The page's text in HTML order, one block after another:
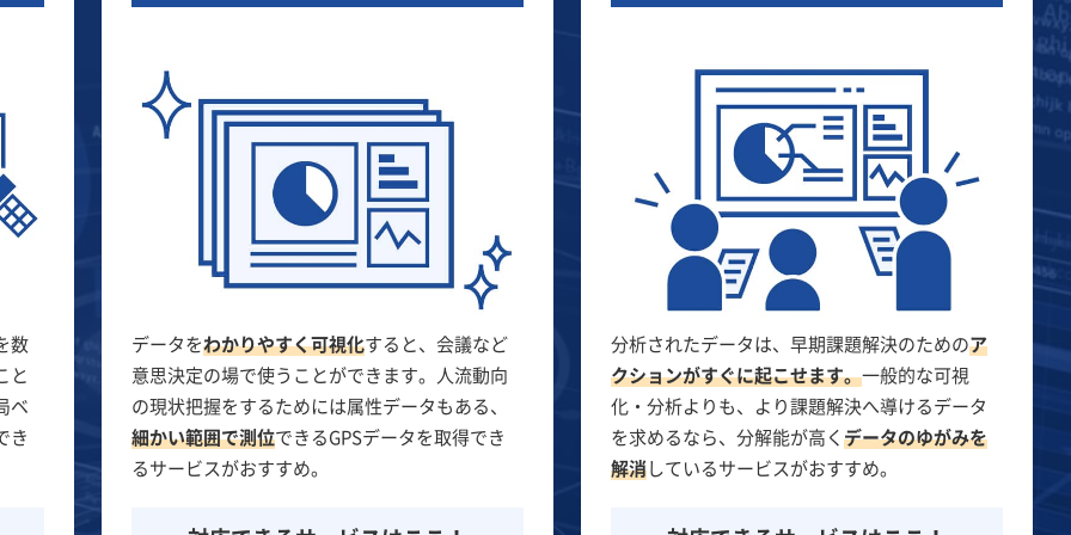
数
と
ベ
き
データをわかりやすく可視化すると、会議など
意思決定の場で使うことができます。人流動向
の現状把握をするためには属性データもある、
細かい範囲で測位できるGPSデータを取得でき
るサービスがおすすめ。
分析されたデータは、早期課題解決のためのア
クションがすぐに起こせます。一般的な可視
化・分析よりも、より課題解決へ導けるデータ
を求めるなら、分解能が高くデータのゆがみを
解消しているサービスがおすすめ。